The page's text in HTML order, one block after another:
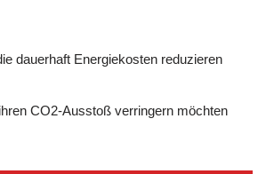
dauerhaft Energiekosten reduzieren
CO2-Ausstoß verringern möchten